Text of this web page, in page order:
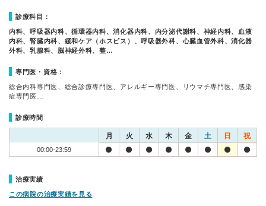
診療科目：
内科、呼吸器内科、循環器内科、消化器内科、内分泌代謝科、神経内科、血液
内科、腎臓内科、緩和ケア（ホスピス）、呼吸器外科、心臓血管外科、消化器
外科、乳腺科、脳神経外科、整…
専門医・資格：
総合内科専門医、総合診療専門医、アレルギー専門医、リウマチ専門医、感染
症専門医…
診療時間
月 火 水 木 金 土 日 祝
00:00-23:59
治療実績
この病院の治療実績を見る